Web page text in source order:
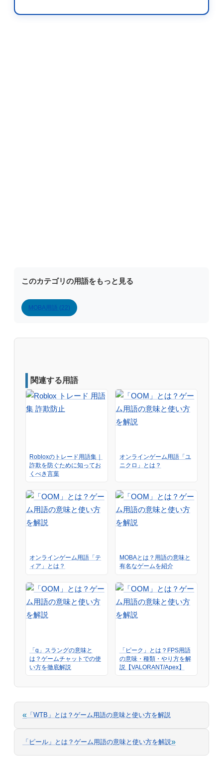
このカテゴリの用語をもっと見る
MOBA用語 (22)
関連する用語
Robloxのトレード用語集｜
詐欺を防ぐために知ってお
くべき言葉
オンラインゲーム用語「ユ
ニクロ」とは？
オンラインゲーム用語「テ
ィア」とは？
MOBAとは？用語の意味と
有名なゲームを紹介
「q」スラングの意味と
は？ゲームチャットでの使
い方を徹底解説
「ピーク」とは？FPS用語
の意味・種類・やり方を解
説【VALORANT/Apex】
« 「WTB」とは？ゲーム用語の意味と使い方を解説
「ピール」とは？ゲーム用語の意味と使い方を解説»